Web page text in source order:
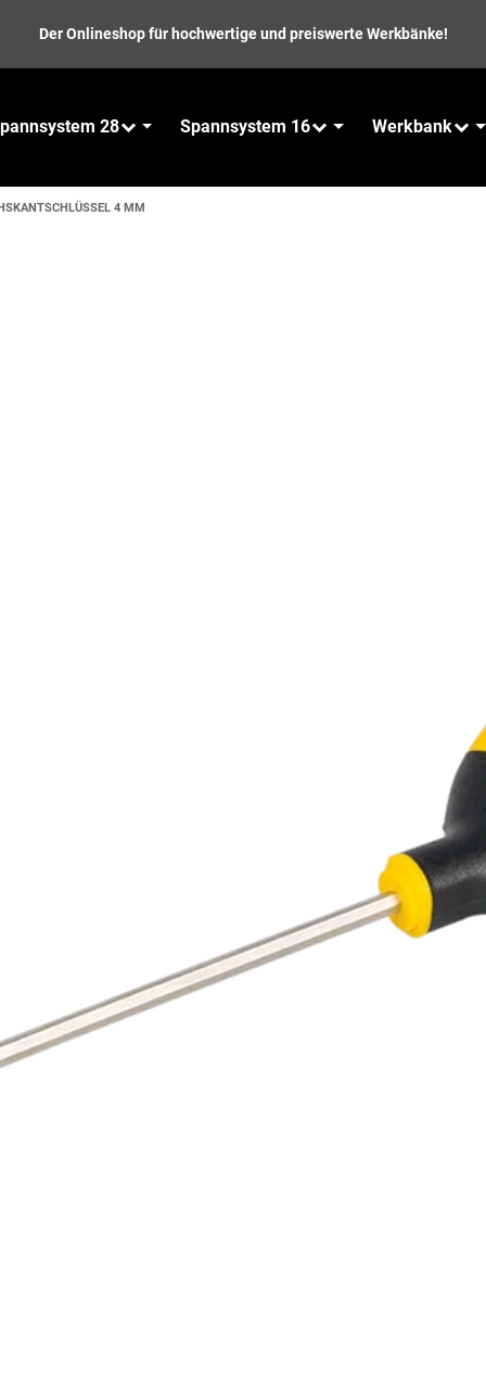
Der Onlineshop für hochwertige und preiswerte Werkbänke!
28 Spannsystem 16 Werkbank
4 MM